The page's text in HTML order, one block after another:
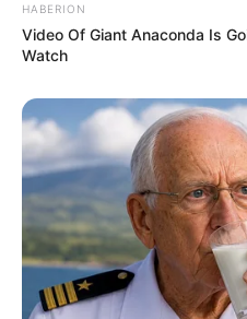
HABERION
Video Of Giant Anaconda Is
Watch